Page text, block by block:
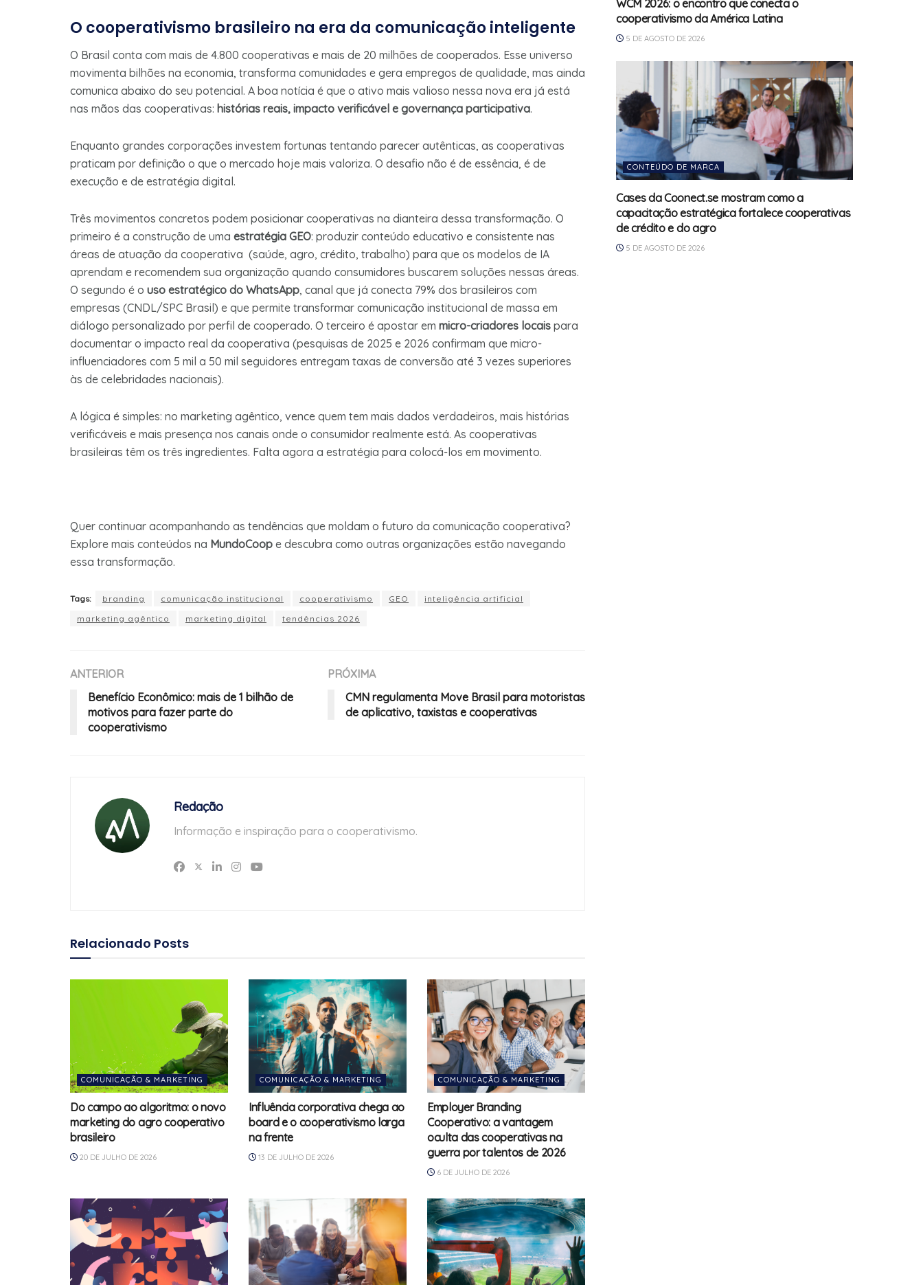
O cooperativismo brasileiro na era da comunicação inteligente
O Brasil conta com mais de 4.800 cooperativas e mais de 20 milhões de cooperados. Esse universo
movimenta bilhões na economia, transforma comunidades e gera empregos de qualidade, mas ainda
comunica abaixo do seu potencial. A boa notícia é que o ativo mais valioso nessa nova era já está
nas mãos das cooperativas: histórias reais, impacto verificável e governança participativa.
Enquanto grandes corporações investem fortunas tentando parecer autênticas, as cooperativas
praticam por definição o que o mercado hoje mais valoriza. O desafio não é de essência, é de
execução e de estratégia digital.
Três movimentos concretos podem posicionar cooperativas na dianteira dessa transformação. O
primeiro é a construção de uma estratégia GEO: produzir conteúdo educativo e consistente nas
áreas de atuação da cooperativa (saúde, agro, crédito, trabalho) para que os modelos de IA
aprendam e recomendem sua organização quando consumidores buscarem soluções nessas áreas.
O segundo é o uso estratégico do WhatsApp, canal que já conecta 79% dos brasileiros com
empresas (CNDL/SPC Brasil) e que permite transformar comunicação institucional de massa em
diálogo personalizado por perfil de cooperado. O terceiro é apostar em micro-criadores locais para
documentar o impacto real da cooperativa (pesquisas de 2025 e 2026 confirmam que micro-
influenciadores com 5 mil a 50 mil seguidores entregam taxas de conversão até 3 vezes superiores
às de celebridades nacionais).
A lógica é simples: no marketing agêntico, vence quem tem mais dados verdadeiros, mais histórias
verificáveis e mais presença nos canais onde o consumidor realmente está. As cooperativas
brasileiras têm os três ingredientes. Falta agora a estratégia para colocá-los em movimento.
Quer continuar acompanhando as tendências que moldam o futuro da comunicação cooperativa?
Explore mais conteúdos na MundoCoop e descubra como outras organizações estão navegando
essa transformação.
Tags: branding comunicação institucional cooperativismo GEO
inteligência artificial
marketing agêntico
marketing digital tendências 2026
ANTERIOR
Benefício Econômico: mais de 1 bilhão de
motivos para fazer parte do
cooperativismo
PRÓXIMA
CMN regulamenta Move Brasil para motoristas
de aplicativo, taxistas e cooperativas
Redação
Informação e inspiração para o cooperativismo.
Relacionado Posts
COMUNICAÇÃO & MARKETING
Do campo ao algoritmo: o novo
marketing do agro cooperativo
brasileiro
20 DE JULHO DE 2026
COMUNICAÇÃO & MARKETING
Influência corporativa chega ao
board e o cooperativismo larga
na frente
13 DE JULHO DE 2026
COMUNICAÇÃO & MARKETING
Employer Branding
Cooperativo: a vantagem
oculta das cooperativas na
guerra por talentos de 2026
6 DE JULHO DE 2026
WCM 2026: o encontro que conecta o
cooperativismo da América Latina
5 DE AGOSTO DE 2026
CONTEÚDO DE MARCA
Cases da Coonect.se mostram como a
capacitação estratégica fortalece cooperativas
de crédito e do agro
5 DE AGOSTO DE 2026